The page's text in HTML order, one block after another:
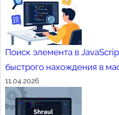
Поиск элемента в
быстрого нахождения в
11.04.2026